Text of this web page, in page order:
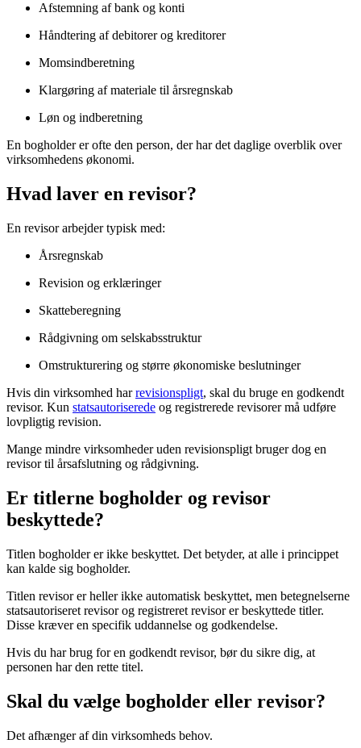
Afstemning af bank og konti
Håndtering af debitorer og kreditorer
Momsindberetning
Klargøring af materiale til årsregnskab
Løn og indberetning
En bogholder er ofte den person, der har det daglige overblik over
virksomhedens økonomi.
Hvad laver en revisor?
En revisor arbejder typisk med:
Årsregnskab
Revision og erklæringer
Skatteberegning
Rådgivning om selskabsstruktur
Omstrukturering og større økonomiske beslutninger
Hvis din virksomhed harrevisionspligt, skal du bruge en godkendt
revisor. Kun statsautoriserede og registrerede revisorer må udføre
lovpligtig revision.
Mange mindre virksomheder uden revisionspligt bruger dog en
revisor til årsafslutning og rådgivning.
Er titlerne bogholder og revisor
beskyttede?
Titlen bogholder er ikke beskyttet. Det betyder, at alle i princippet
kan kalde sig bogholder.
Titlen revisor er heller ikke automatisk beskyttet, men betegnelserne
statsautoriseret revisor og registreret revisor er beskyttede titler.
Disse kræver en specifik uddannelse og godkendelse.
Hvis du har brug for en godkendt revisor, bør du sikre dig, at
personen har den rette titel.
Skal du vælge bogholder eller revisor?
Det afhænger af din virksomheds behov.